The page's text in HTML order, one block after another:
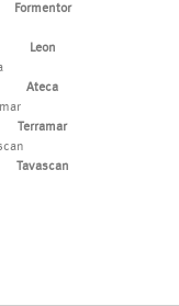
Formentor
Leon
Ateca
Terramar
Tavascan